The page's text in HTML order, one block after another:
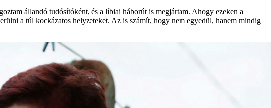
állandó tudósítóként, és a líbiai háborút is megjártam. Ahogy ezeken a
a túl kockázatos helyzeteket. Az is számít, hogy nem egyedül, hanem mindig